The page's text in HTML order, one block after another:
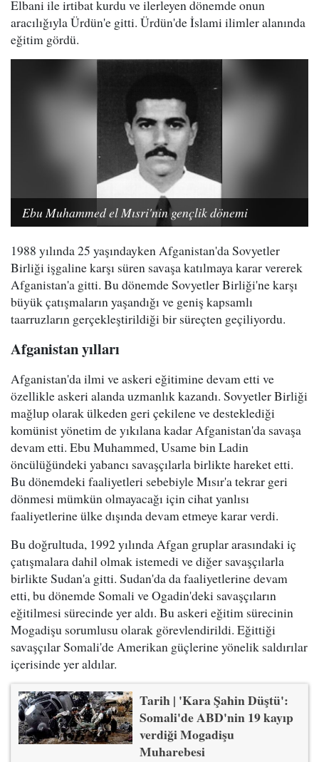
Elbani ile irtibat kurdu ve ilerleyen dönemde onun
aracılığıyla Ürdün'e gitti. Ürdün'de İslami ilimler alanında
eğitim gördü.
Ebu Muhammed el Mısri'nin gençlik dönemi
1988 yılında 25 yaşındayken Afganistan'da Sovyetler
Birliği işgaline karşı süren savaşa katılmaya karar vererek
Afganistan'a gitti. Bu dönemde Sovyetler Birliği'ne karşı
büyük çatışmaların yaşandığı ve geniş kapsamlı
taarruzların gerçekleştirildiği bir süreçten geçiliyordu.
Afganistan yılları
Afganistan'da ilmi ve askeri eğitimine devam etti ve
özellikle askeri alanda uzmanlık kazandı. Sovyetler Birliği
mağlup olarak ülkeden geri çekilene ve desteklediği
komünist yönetim de yıkılana kadar Afganistan'da savaşa
devam etti. Ebu Muhammed, Usame bin Ladin
öncülüğündeki yabancı savaşçılarla birlikte hareket etti.
Bu dönemdeki faaliyetleri sebebiyle Mısır'a tekrar geri
dönmesi mümkün olmayacağı için cihat yanlısı
faaliyetlerine ülke dışında devam etmeye karar verdi.
Bu doğrultuda, 1992 yılında Afgan gruplar arasındaki iç
çatışmalara dahil olmak istemedi ve diğer savaşçılarla
birlikte Sudan'a gitti. Sudan'da da faaliyetlerine devam
etti, bu dönemde Somali ve Ogadin'deki savaşçıların
eğitilmesi sürecinde yer aldı. Bu askeri eğitim sürecinin
Mogadişu sorumlusu olarak görevlendirildi. Eğittiği
savaşçılar Somali'de Amerikan güçlerine yönelik saldırılar
içerisinde yer aldılar.
Tarih | 'Kara Şahin Düştü':
Somali'de ABD'nin 19 kayıp
verdiği Mogadişu
Muharebesi